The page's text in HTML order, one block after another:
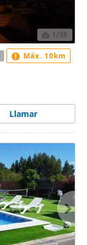
1/38
Llamar
Máx. 10km